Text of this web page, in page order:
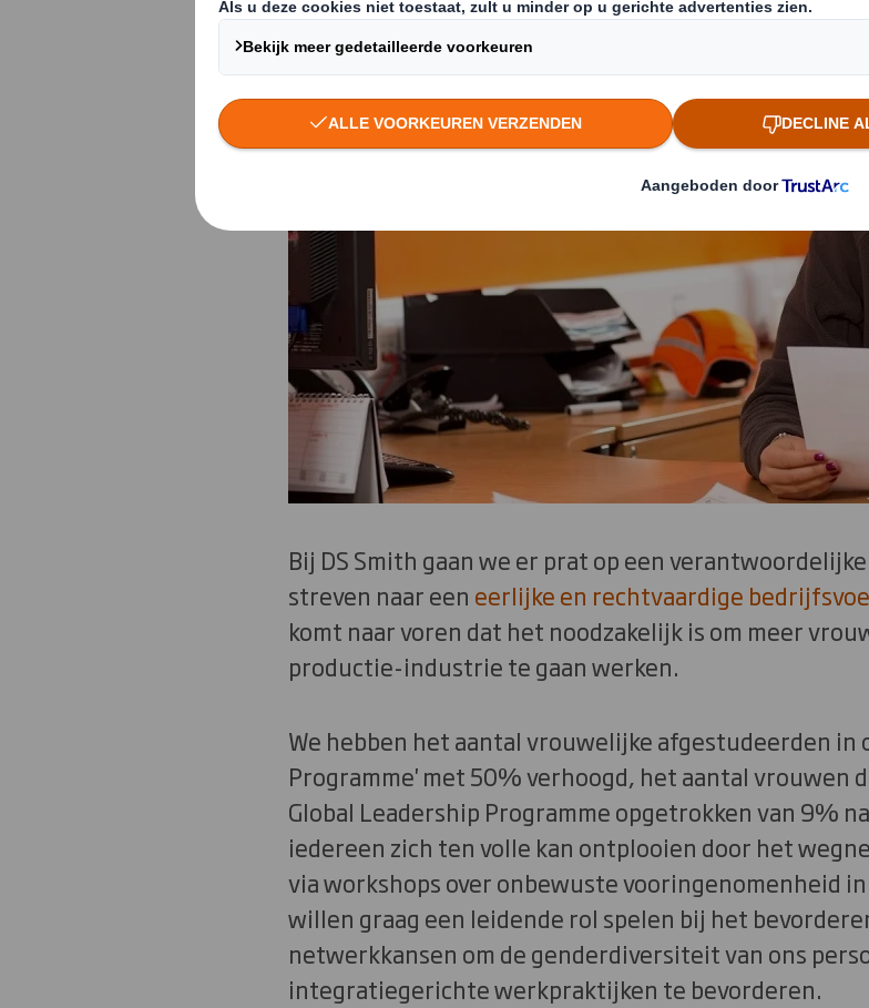
Bij DS Smith gaan we er prat op een
streven naar een eerlijke en rechtvaardige
komt naar voren dat het noodzakelijk is om meer
productie-industrie te gaan werken.
We hebben het aantal vrouwelijke afgestudeerden in
Programme' met 50% verhoogd, het aantal vrouwen
Global Leadership Programme opgetrokken van 9%
iedereen zich ten volle kan ontplooien door het
via workshops over onbewuste vooringenomenheid
willen graag een leidende rol spelen bij het
netwerkkansen om de genderdiversiteit van ons
integratiegerichte werkpraktijken te bevorderen.